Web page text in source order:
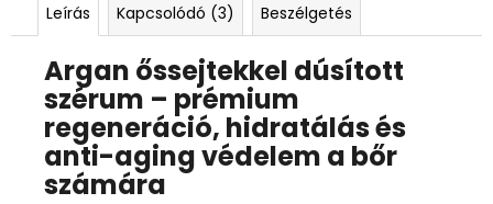
Leírás Kapcsolódó (3) Beszélgetés
Argan őssejtekkel dúsított
szérum – prémium
regeneráció, hidratálás és
anti-aging védelem a bőr
számára